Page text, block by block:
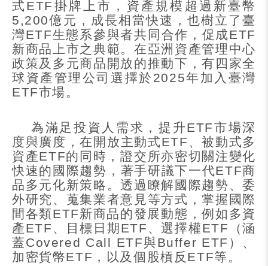
式ETF 掛牌上市，資產規模超過新臺幣
5,200億元，成長相當快速，也樹立了臺
灣ETF生態系參與者共同合作，促成ETF
新商品上市之典範。在亞洲資產管理中心
政策及多元商品開放的推動下，有四家全
球資產管理公司選擇於 2025年加入臺灣
ETF市場。
為滿足投資人需求，提升ETF市場深
度與廣度，在開放主動式ETF 、被動式多
資產ETF的同時，證交所亦密切關注變化
快速的國際趨勢，著手研議下一代ETF商
品多元化新策略。透過瞭解國際趨勢、委
外研究、蒐集業者意見等方式，掌握國際
間各類ETF新商品的發展動態，例如多資
產ETF 、目標日期 ETF 、選擇權ETF
（涵
蓋Covered Call ETF與Buffer ETF ）、
加密貨幣ETF ，以及個股槓反 ETF等。